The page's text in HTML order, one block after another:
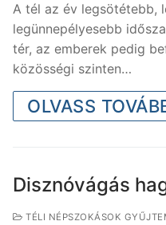
A tél az év legsötétebb,
legünnepélyesebb
tér, az emberek pedig
közösségi szinten…
OLVASS
Disznóvágás
TÉLI NÉPSZOKÁSOK